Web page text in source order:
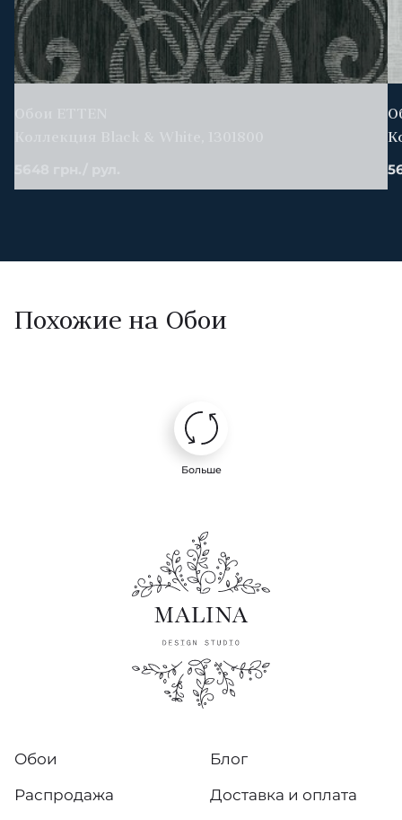
Похожие на Обои
Больше
Обои
Распродажа
Блог
Доставка и оплата